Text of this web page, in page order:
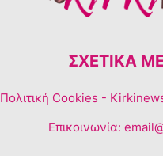
ΣΧΕΤΙΚΆ
Πολιτική Cookies -
Επικοινωνία: